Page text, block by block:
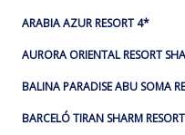
ARABIA AZUR RESORT 4*
AURORA ORIENTAL RESORT
BALINA PARADISE ABU SOMA
BARCELÓ TIRAN SHARM